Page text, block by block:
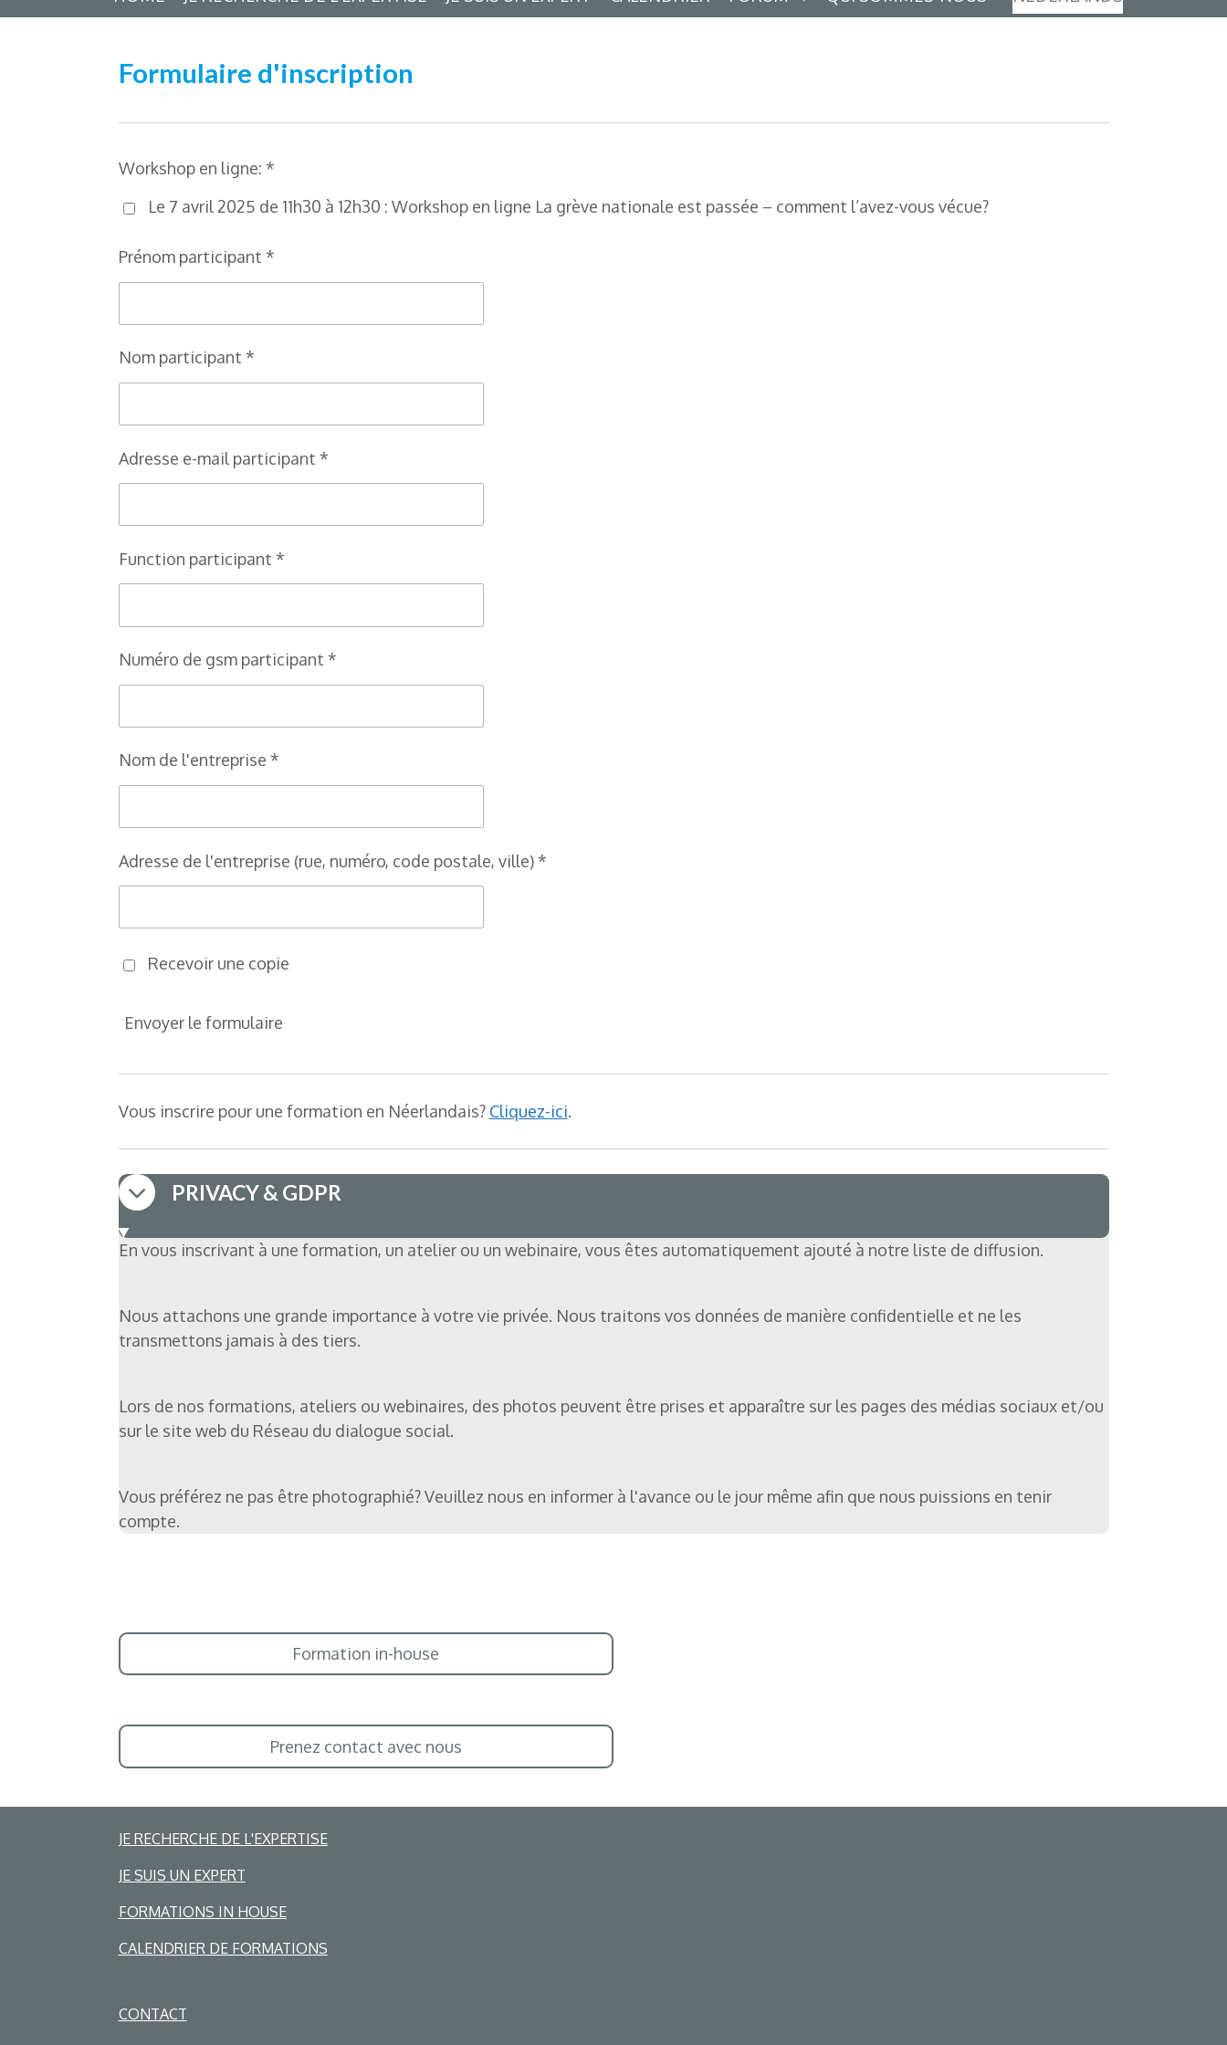
Formulaire d'inscription
Workshop en ligne: *
Le 7 avril 2025 de 11h30 à 12h30 : Workshop en ligne La grève nationale est passée – comment l’avez-vous vécue?
Prénom participant *
Nom participant *
Adresse e-mail participant *
Function participant *
Numéro de gsm participant *
Nom de l'entreprise *
Adresse de l'entreprise (rue, numéro, code postale, ville) *
Recevoir une copie
Envoyer le formulaire
Vous inscrire pour une formation en Néerlandais? Cliquez-ici.
PRIVACY & GDPR
En vous inscrivant à une formation, un atelier ou un webinaire, vous êtes automatiquement ajouté à notre liste de diffusion.
Nous attachons une grande importance à votre vie privée. Nous traitons vos données de manière confidentielle et ne les
transmettons jamais à des tiers.
Lors de nos formations, ateliers ou webinaires, des photos peuvent être prises et apparaître sur les pages des médias sociaux et/ou
sur le site web du Réseau du dialogue social.
Vous préférez ne pas être photographié? Veuillez nous en informer à l'avance ou le jour même afin que nous puissions en tenir
compte.
Formation in-house
Prenez contact avec nous
JE RECHERCHE DE L'EXPERTISE
JE SUIS UN EXPERT
FORMATIONS IN HOUSE
CALENDRIER DE FORMATIONS
CONTACT